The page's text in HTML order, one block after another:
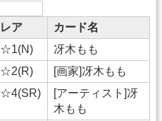
レア
カード名
☆1(N)
冴木もも
☆2(R)
[画家]冴木もも
☆4(SR)
[アーティスト]冴
木もも